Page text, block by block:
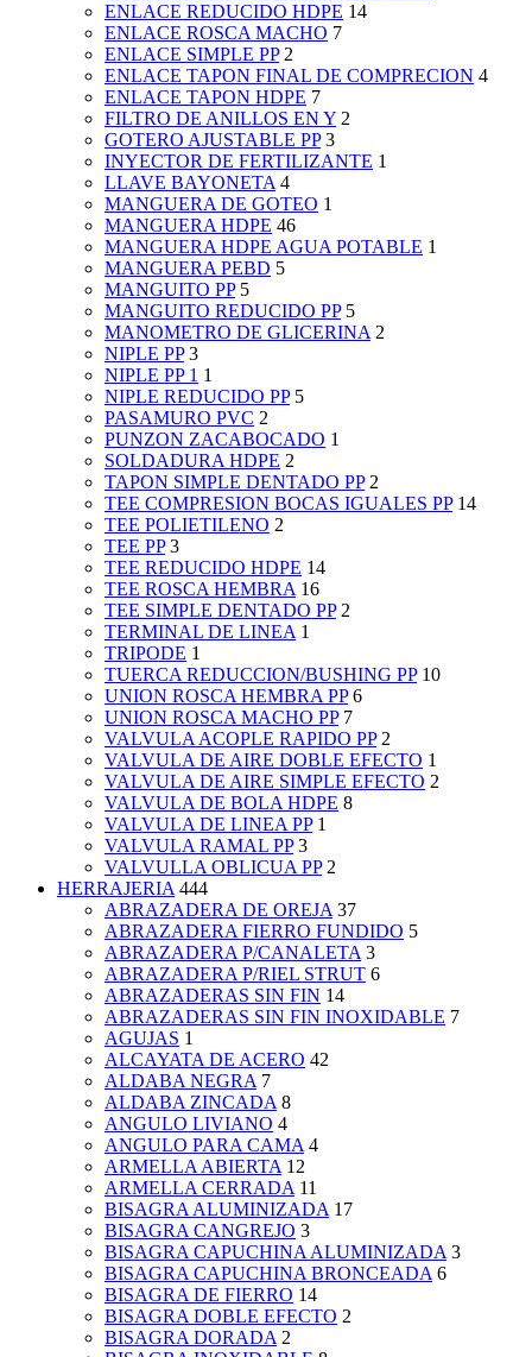
ENLACE REDUCIDO HDPE 14
ENLACE ROSCA MACHO 7
ENLACE SIMPLE PP 2
ENLACE TAPON FINAL DE COMPRECION 4
ENLACE TAPON HDPE 7
FILTRO DE ANILLOS EN Y 2
GOTERO AJUSTABLE PP 3
INYECTOR DE FERTILIZANTE 1
LLAVE BAYONETA 4
MANGUERA DE GOTEO 1
MANGUERA HDPE 46
MANGUERA HDPE AGUA POTABLE 1
MANGUERA PEBD 5
MANGUITO PP 5
MANGUITO REDUCIDO PP 5
MANOMETRO DE GLICERINA 2
NIPLE PP 3
NIPLE PP 1 1
NIPLE REDUCIDO PP 5
PASAMURO PVC 2
PUNZON ZACABOCADO 1
SOLDADURA HDPE 2
TAPON SIMPLE DENTADO PP 2
TEE COMPRESION BOCAS IGUALES PP 14
TEE POLIETILENO 2
TEE PP 3
TEE REDUCIDO HDPE 14
TEE ROSCA HEMBRA 16
TEE SIMPLE DENTADO PP 2
TERMINAL DE LINEA 1
TRIPODE 1
TUERCA REDUCCION/BUSHING PP 10
UNION ROSCA HEMBRA PP 6
UNION ROSCA MACHO PP 7
VALVULA ACOPLE RAPIDO PP 2
VALVULA DE AIRE DOBLE EFECTO 1
VALVULA DE AIRE SIMPLE EFECTO 2
VALVULA DE BOLA HDPE 8
VALVULA DE LINEA PP 1
VALVULA RAMAL PP 3
VALVULLA OBLICUA PP 2
HERRAJERIA 444
ABRAZADERA DE OREJA 37
ABRAZADERA FIERRO FUNDIDO 5
ABRAZADERA P/CANALETA 3
ABRAZADERA P/RIEL STRUT 6
ABRAZADERAS SIN FIN 14
ABRAZADERAS SIN FIN INOXIDABLE 7
AGUJAS 1
ALCAYATA DE ACERO 42
ALDABA NEGRA 7
ALDABA ZINCADA 8
ANGULO LIVIANO 4
ANGULO PARA CAMA 4
ARMELLA ABIERTA 12
ARMELLA CERRADA 11
BISAGRA ALUMINIZADA 17
BISAGRA CANGREJO 3
BISAGRA CAPUCHINA ALUMINIZADA 3
BISAGRA CAPUCHINA BRONCEADA 6
BISAGRA DE FIERRO 14
BISAGRA DOBLE EFECTO 2
BISAGRA DORADA 2